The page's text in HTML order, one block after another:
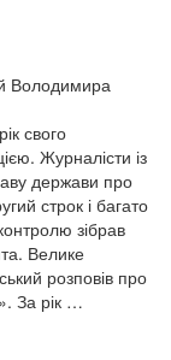
Володимира
свого
Журналісти із
держави про
строк і багато
зібрав
Велике
розповів про
За рік …